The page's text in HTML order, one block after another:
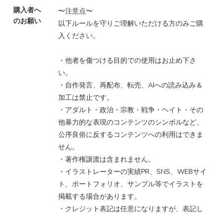
購入者へ
のお願い
〜注意点〜
以下ルールを守りご理解いただける方のみご購
入ください。
・他者を傷つける目的での使用はお止め下さ
い。
・自作発言、再配布、転売、AIへの読み込み＆
加工は禁止です。
・アダルト・政治・宗教・戦争・ヘイト・その
他暴力的な表現のコンテンツのシンボルなど、
公序良俗に反するコンテンツへの利用はできま
せん。
・著作権譲渡は含まれません。
・イラストレーターの実績PR、SNS、WEBサイ
ト、ポートフォリオ、サンプル等でイラストを
掲載する場合があります。
・クレジット表記は任意になりますが、表記し